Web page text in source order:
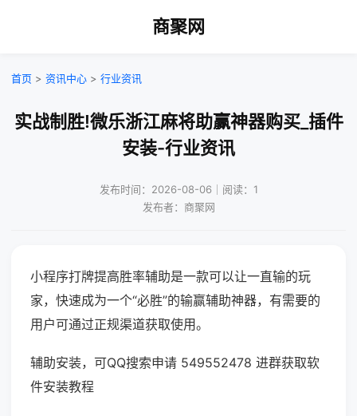
商聚网
首页 > 资讯中心 > 行业资讯
实战制胜!微乐浙江麻将助赢神器购买_插件
安装-行业资讯
发布时间：2026-08-06｜阅读：1
发布者：商聚网
小程序打牌提高胜率辅助是一款可以让一直输的玩
家，快速成为一个“必胜”的输赢辅助神器，有需要的
用户可通过正规渠道获取使用。
辅助安装，可QQ搜索申请 549552478 进群获取软
件安装教程